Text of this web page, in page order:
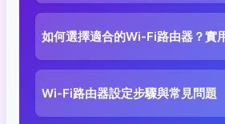
如何選擇適合的Wi-Fi路由器？實
Wi-Fi路由器設定步驟與常見問題